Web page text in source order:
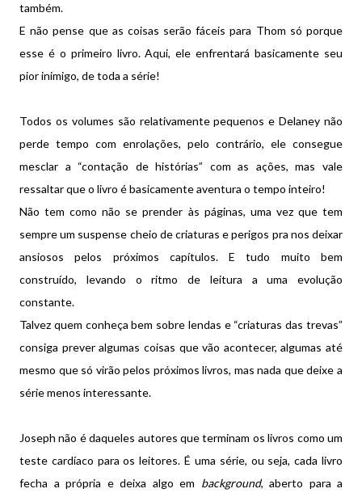
também.
E não pense que as coisas serão fáceis para Thom só porque
esse é o primeiro livro. Aqui, ele enfrentará basicamente seu
pior inimigo, de toda a série!
Todos os volumes são relativamente pequenos e Delaney não
perde tempo com enrolações, pelo contrário, ele consegue
mesclar a “contação de histórias” com as ações, mas vale
ressaltar que o livro é basicamente aventura o tempo inteiro!
Não tem como não se prender às páginas, uma vez que tem
sempre um suspense cheio de criaturas e perigos pra nos deixar
ansiosos pelos próximos capítulos. E tudo muito bem
construído, levando o ritmo de leitura a uma evolução
constante.
Talvez quem conheça bem sobre lendas e “criaturas das trevas”
consiga prever algumas coisas que vão acontecer, algumas até
mesmo que só virão pelos próximos livros, mas nada que deixe a
série menos interessante.
Joseph não é daqueles autores que terminam os livros como um
teste cardíaco para os leitores. É uma série, ou seja, cada livro
fecha a própria e deixa algo em background, aberto para a